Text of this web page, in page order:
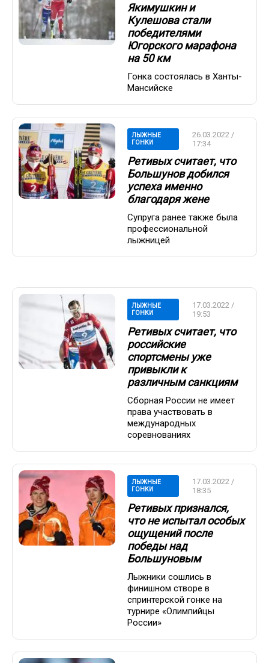
Якимушкин и
Кулешова стали
победителями
Югорского марафона
на 50 км
Гонка состоялась в Ханты-
Мансийске
ЛЫЖНЫЕ
ГОНКИ
26.03.2022 /
17:34
Ретивых считает, что
Большунов добился
успеха именно
благодаря жене
Супруга ранее также была
профессиональной
лыжницей
ЛЫЖНЫЕ
ГОНКИ
17.03.2022 /
19:53
Ретивых считает, что
российские
спортсмены уже
привыкли к
различным санкциям
Сборная России не имеет
права участвовать в
международных
соревнованиях
ЛЫЖНЫЕ
ГОНКИ
17.03.2022 /
18:35
Ретивых признался,
что не испытал особых
ощущений после
победы над
Большуновым
Лыжники сошлись в
финишном створе в
спринтерской гонке на
турнире «Олимпийцы
России»